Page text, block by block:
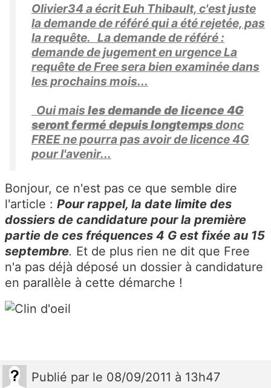
Olivier34 a écrit Euh Thibault, c'est juste
la demande de référé qui a été rejetée, pas
la requête. La demande de référé :
demande de jugement en urgence La
requête de Free sera bien examinée dans
les prochains mois...
Oui mais les demande de licence 4G
seront fermé depuis longtempsdonc
FREE ne pourra pas avoir de licence 4G
pour l'avenir...
Bonjour, ce n'est pas ce que semble dire
l'article : Pour rappel, la date limite des
dossiers de candidature pour la première
partie de ces fréquences 4 G est fixée au 15
septembre. Et de plus rien ne dit que Free
n'a pas déjà déposé un dossier à candidature
en parallèle à cette démarche !
Publié par le 08/09/2011 à 13h47